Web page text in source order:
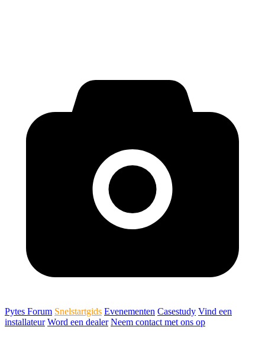
Pytes Forum Snelstartgids Evenementen Casestudy Vind een
installateur Word een dealer Neem contact met ons op